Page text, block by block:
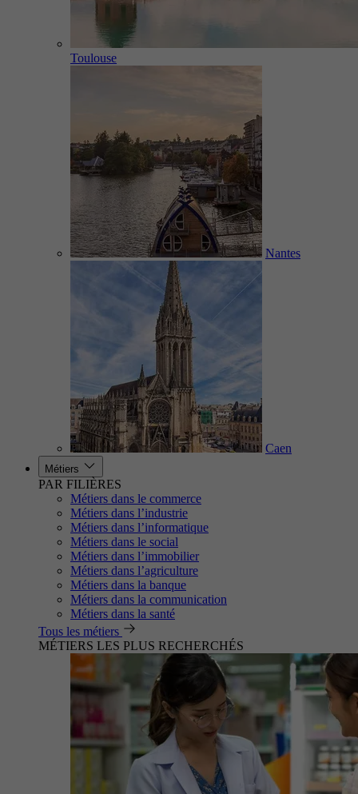
Toulouse
Nantes
Caen
Métiers
PAR FILIÈRES
Métiers dans le commerce
Métiers dans l’industrie
Métiers dans l’informatique
Métiers dans le social
Métiers dans l’immobilier
Métiers dans l’agriculture
Métiers dans la banque
Métiers dans la communication
Métiers dans la santé
Tous les métiers
MÉTIERS LES PLUS RECHERCHÉS